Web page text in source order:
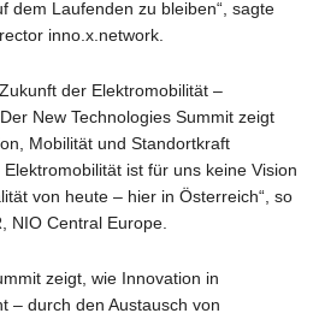
dem Laufenden zu bleiben“, sagte
inno.x.network.
der Elektromobilität –
New Technologies Summit zeigt
Mobilität und Standortkraft
ist für uns keine Vision
von heute – hier in Österreich“, so
NIO Central Europe.
zeigt, wie Innovation in
– durch den Austausch von